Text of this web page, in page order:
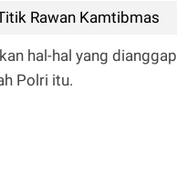
Rawan Kamtibmas
hal-hal yang dianggap
Polri itu.